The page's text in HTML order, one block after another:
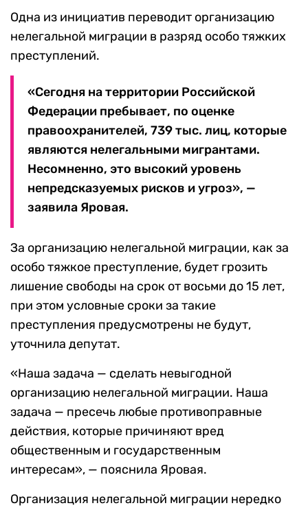
Одна из инициатив переводит организацию
нелегальной миграции в разряд особо тяжких
преступлений.
«Сегодня на территории Российской
Федерации пребывает, по оценке
правоохранителей, 739 тыс. лиц, которые
являются нелегальными мигрантами.
Несомненно, это высокий уровень
непредсказуемых рисков и угроз», —
заявила Яровая.
За организацию нелегальной миграции, как за
особо тяжкое преступление, будет грозить
лишение свободы на срок от восьми до 15 лет,
при этом условные сроки за такие
преступления предусмотрены не будут,
уточнила депутат.
«Наша задача — сделать невыгодной
организацию нелегальной миграции. Наша
задача — пресечь любые противоправные
действия, которые причиняют вред
общественным и государственным
интересам», — пояснила Яровая.
Организация нелегальной миграции нередко